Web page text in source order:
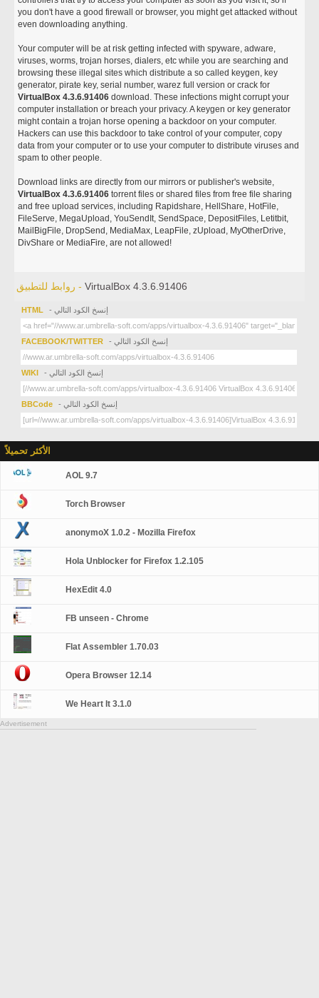
you don't have a good firewall or browser, you might get attacked without
even downloading anything.
Your computer will be at risk getting infected with spyware, adware,
viruses, worms, trojan horses, dialers, etc while you are searching and
browsing these illegal sites which distribute a so called keygen, key
generator, pirate key, serial number, warez full version or crack for
VirtualBox 4.3.6.91406 download. These infections might corrupt your
computer installation or breach your privacy. A keygen or key generator
might contain a trojan horse opening a backdoor on your computer.
Hackers can use this backdoor to take control of your computer, copy
data from your computer or to use your computer to distribute viruses and
spam to other people.
Download links are directly from our mirrors or publisher's website,
VirtualBox 4.3.6.91406 torrent files or shared files from free file sharing
and free upload services, including Rapidshare, HellShare, HotFile,
FileServe, MegaUpload, YouSendIt, SendSpace, DepositFiles, Letitbit,
MailBigFile, DropSend, MediaMax, LeapFile, zUpload, MyOtherDrive,
DivShare or MediaFire, are not allowed!
روابط للتطبيق -VirtualBox 4.3.6.91406
HTML - إنسخ الكود التالي
FACEBOOK/TWITTER - إنسخ الكود التالي
WIKI - إنسخ الكود التالي
BBCode - إنسخ الكود التالي
الأكثر تحميلاً
AOL 9.7
Torch Browser
anonymoX 1.0.2 - Mozilla Firefox
Hola Unblocker for Firefox 1.2.105
HexEdit 4.0
FB unseen - Chrome
Flat Assembler 1.70.03
Opera Browser 12.14
We Heart It 3.1.0
Advertisement